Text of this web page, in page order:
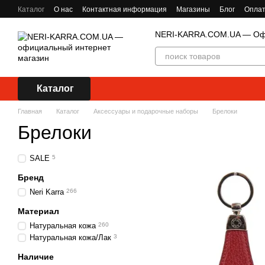
Перейти к основному контенту
Каталог О нас Контактная информация Магазины Блог
NERI-KARRA.COM.UA —
Каталог
Главная Каталог Аксессуары и подарочные наборы Брелоки
Брелоки
SALE 5
Бренд
Neri Karra 266
Материал
Натуральная кожа 260
Натуральная кожа/Лак 3
Наличие